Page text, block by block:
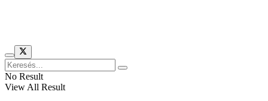
No Result
View All Result